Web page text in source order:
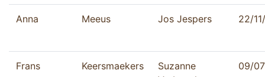
Anna Meeus Jos Jespers 22/
Frans Keersmaekers
Suzanne
09/